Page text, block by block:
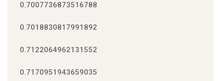
0.7007736873516788
0.7018830817991892
0.7122064962131552
0.7170951943659035